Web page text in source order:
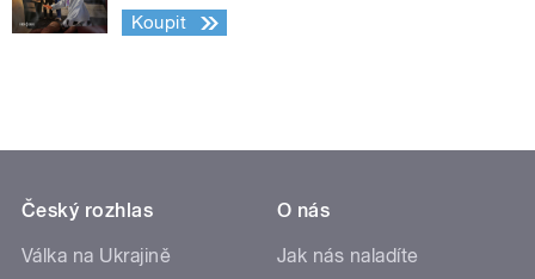
Koupit
Český rozhlas
Válka na Ukrajině
O nás
Jak nás naladíte